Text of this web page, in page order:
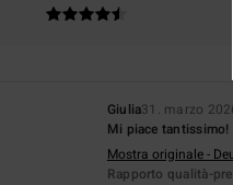
Giulia31. marzo
Mi piace tantissimo!
Mostra originale -
Rapporto qualità-